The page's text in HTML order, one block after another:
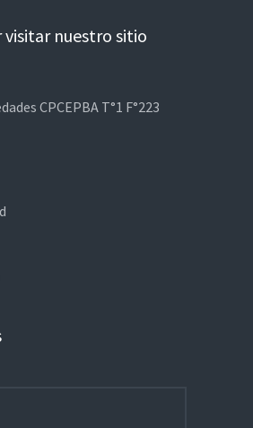
visitar nuestro sitio
CPCEPBA T°1 F°223